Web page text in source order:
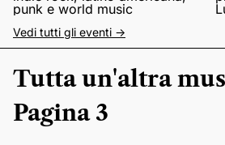
punk e world music
Vedi tutti gli eventi ->
Tutta un'altra
Pagina 3